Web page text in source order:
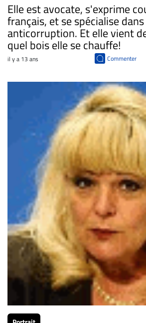
Elle est avocate, s'exprime
français, et se spécialise
anticorruption. Et elle vient
quel bois elle se chauffe!
il y a 13 ans Commenter